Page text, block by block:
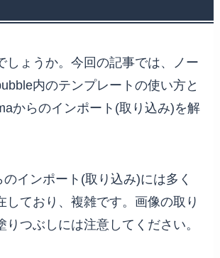
しょうか。今回の記事では、ノー
内のテンプレートの使い方と
からのインポート(取り込み)を解
インポート(取り込み)には多く
しており、複雑です。画像の取り
りつぶしには注意してください。